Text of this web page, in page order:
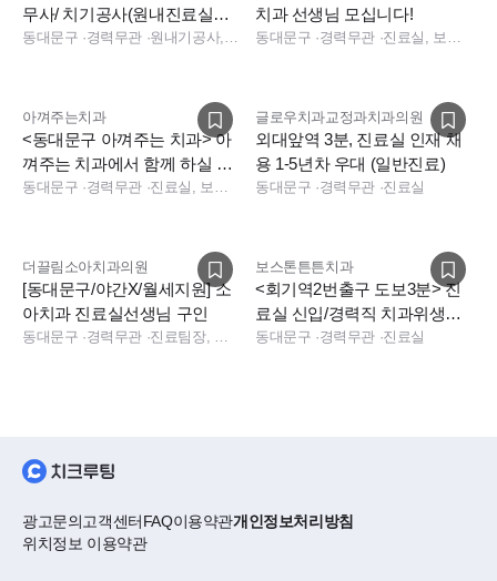
무사/ 치기공사(원내진료실근
무)/주5일/ 나이무관
동대문구 ·경력무관 ·
치과 선생님 모십니다!
동대문구 ·경력무관 ·
아껴주는치과
<동대문구 아껴주는 치과> 아
껴주는 치과에서 함께 하실 치
위생사 선생님 모집합니다
동대문구 ·경력무관 ·
글로우치과교정과치과의원
외대앞역 3분, 진료실 인재 채
용 1-5년차 우대 (일반진료)
동대문구 ·경력무관 ·진료실
더끌림소아치과의원
[동대문구/야간X/월세지원] 소
아치과 진료실선생님 구인
동대문구 ·경력무관 ·
보스톤튼튼치과
<회기역2번출구 도보3분> 진
료실 신입/경력직 치과위생사
구인합니다.
동대문구 ·경력무관 ·진료실
광고문의고객센터FAQ이용약관개인정보처리방침
위치정보 이용약관